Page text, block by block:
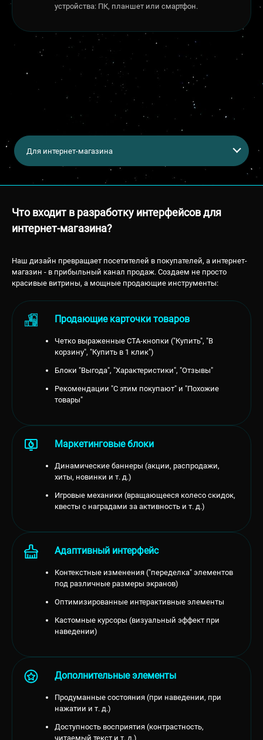
устройства: ПК, планшет или смартфон.
Для интернет-магазина
Что входит в разработку интерфейсов для
интернет-магазина?
Наш дизайн превращает посетителей в покупателей, а интернет-
магазин - в прибыльный канал продаж. Создаем не просто
красивые витрины, а мощные продающие инструменты:
Продающие карточки товаров
Четко выраженные СТА-кнопки ("Купить", "В
корзину", "Купить в 1 клик")
Блоки "Выгода", "Характеристики", "Отзывы"
Рекомендации "С этим покупают" и "Похожие
товары"
Маркетинговые блоки
Динамические баннеры (акции, распродажи,
хиты, новинки и т. д.)
Игровые механики (вращающееся колесо скидок,
квесты с наградами за активность и т. д.)
Адаптивный интерфейс
Контекстные изменения ("переделка" элементов
под различные размеры экранов)
Оптимизированные интерактивные элементы
Кастомные курсоры (визуальный эффект при
наведении)
Дополнительные элементы
Продуманные состояния (при наведении, при
нажатии и т. д.)
Доступность восприятия (контрастность,
читаемый текст и т. д.)